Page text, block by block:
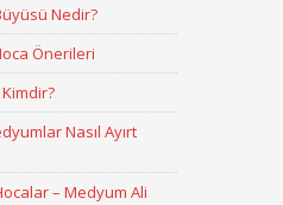
Nedir?
Önerileri
Nasıl Ayırt
– Medyum Ali